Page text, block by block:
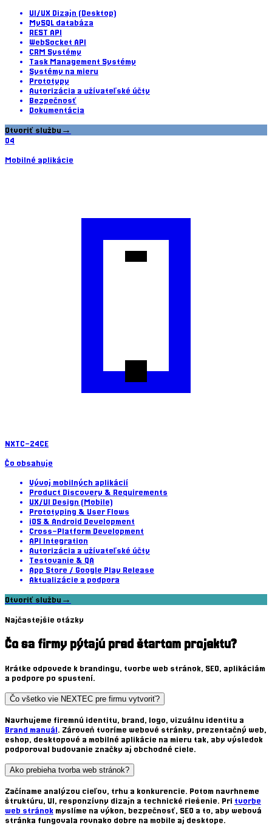
UI/UX Dizajn (Desktop)
MySQL databáza
REST API
WebSocket API
CRM Systémy
Task Management Systémy
Systémy na mieru
Prototypy
Autorizácia a užívateľské účty
Bezpečnosť
Dokumentácia
Otvoriť službu →
04
Mobilné aplikácie
NXTC-24CE
Čo obsahuje
Vývoj mobilných aplikácií
Product Discovery & Requirements
UX/UI Design (Mobile)
Prototyping & User Flows
iOS & Android Development
Cross-Platform Development
API Integration
Autorizácia a užívateľské účty
Testovanie & QA
App Store / Google Play Release
Aktualizácie a podpora
Otvoriť službu →
Najčastejšie otázky
Čo sa firmy pýtajú pred štartom projektu?
Krátke odpovede k brandingu, tvorbe web stránok, SEO, aplikáciám
a podpore po spustení.
Čo všetko vie NEXTEC pre firmu vytvoriť?
Navrhujeme firemnú identitu, brand, logo, vizuálnu identitu a
Brand manuál. Zároveň tvoríme webové stránky, prezentačný web,
eshop, desktopové a mobilné aplikácie na mieru tak, aby výsledok
podporoval budovanie značky aj obchodné ciele.
Ako prebieha tvorba web stránok?
Začíname analýzou cieľov, trhu a konkurencie. Potom navrhneme
štruktúru, UI, responzívny dizajn a technické riešenie. Pri tvorbe
web stránok myslíme na výkon, bezpečnosť, SEO a to, aby webová
stránka fungovala rovnako dobre na mobile aj desktope.